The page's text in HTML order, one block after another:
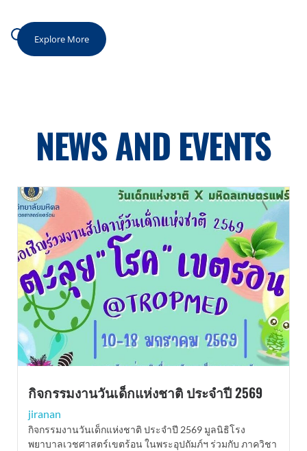
Explore More
NEWS AND EVENTS
กิจกรรมงานวันเด็กแห่งชาติ ประจำปี 2569
jiranan
กิจกรรมงานวันเด็กแห่งชาติ ประจำปี 2569 มูลนิธิโรง
พยาบาลเวชศาสตร์เขตร้อน ในพระอุปถัมภ์ฯ ร่วมกับ ภาควิชา